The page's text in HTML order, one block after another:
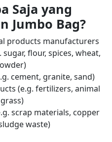
Saja yang
Jumbo Bag?
products manufacturers
flour, spices, wheat,
cement, granite, sand)
(e.g. fertilizers, animal
scrap materials, copper
waste)